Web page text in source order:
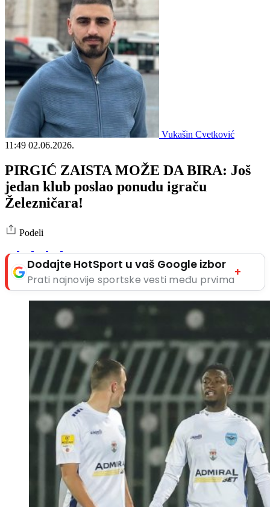
Vukašin Cvetković
11:49 02.06.2026.
PIRGIĆ ZAISTA MOŽE DA BIRA: Još
jedan klub poslao ponudu igraču
Železničara!
Podeli
Dodajte HotSport u vaš Google izbor
Prati najnovije sportske vesti među prvima
+